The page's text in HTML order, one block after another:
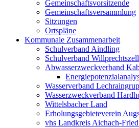
Gemeinschaftsvorsitzende
Gemeinschaftsversammlung
Sitzungen
Ortspläne
Kommunale Zusammenarbeit
Schulverband Aindling
Schulverband Willprechtszell
Abwasserzweckverband
Wasserverband
Wasserzweckverband
Wittelsbacher Land
Erholungsgebieteverein
vhs Landkreis Aichach-